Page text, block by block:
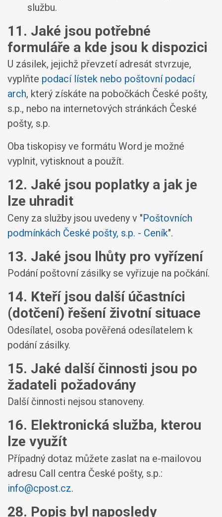
službu.
11. Jaké jsou potřebné
formuláře a kde jsou k dispozici
U zásilek, jejichž převzetí adresát stvrzuje,
vyplňte podací lístek nebo poštovní podací
arch, který získáte na pobočkách České pošty,
s.p., nebo na internetových stránkách České
pošty, s.p.
Oba tiskopisy ve formátu Word je možné
vyplnit, vytisknout a použít.
12. Jaké jsou poplatky a jak je
lze uhradit
Ceny za služby jsou uvedeny v "Poštovních
podmínkách České pošty, s.p. - Ceník".
13. Jaké jsou lhůty pro vyřízení
Podání poštovní zásilky se vyřizuje na počkání.
14. Kteří jsou další účastníci
(dotčení) řešení životní situace
Odesílatel, osoba pověřená odesílatelem k
podání zásilky.
15. Jaké další činnosti jsou po
žadateli požadovány
Další činnosti nejsou stanoveny.
16. Elektronická služba, kterou
lze využít
Případný dotaz můžete zaslat na e-mailovou
adresu Call centra České pošty, s.p.:
info@cpost.cz.
28. Popis byl naposledy